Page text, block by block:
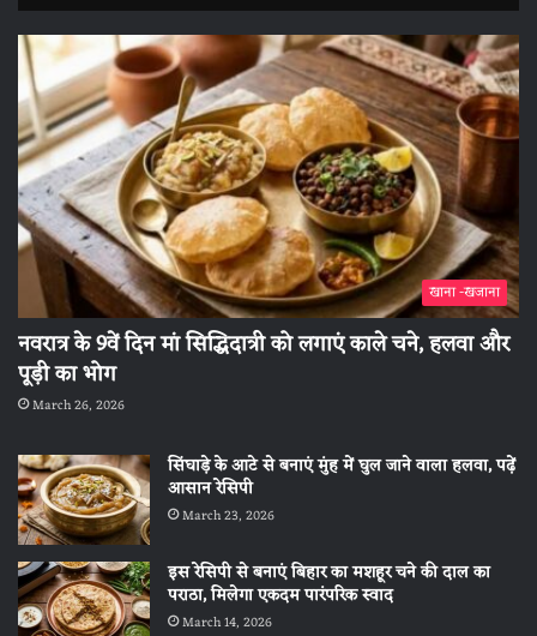
खाना -खजाना
नवरात्र के 9वें दिन मां सिद्धिदात्री को लगाएं काले चने, हलवा और
पूड़ी का भोग
March 26, 2026
सिंघाड़े के आटे से बनाएं मुंह में घुल जाने वाला हलवा, पढ़ें
आसान रेसिपी
March 23, 2026
इस रेसिपी से बनाएं बिहार का मशहूर चने की दाल का
पराठा, मिलेगा एकदम पारंपरिक स्वाद
March 14, 2026